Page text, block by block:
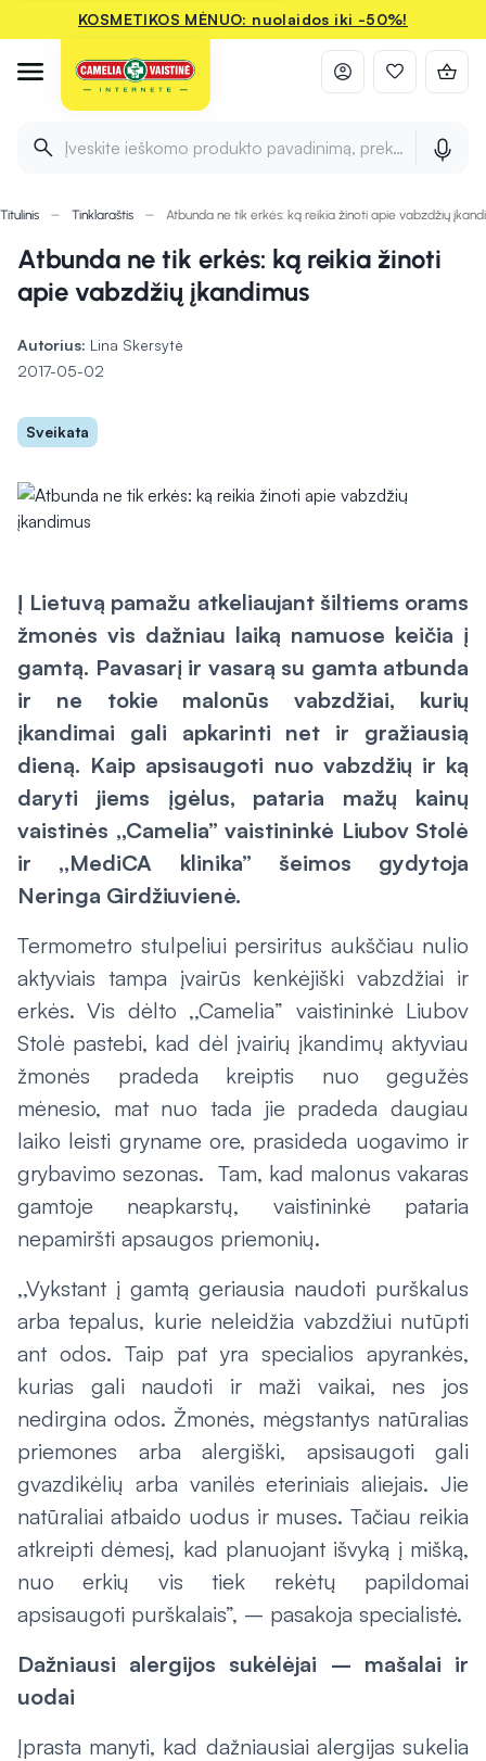
KOSMETIKOS MĖNUO: nuolaidos iki -50%!
Įveskite ieškomo produkto pavadinimą, prekės ženklą ir
Titulinis Tinklaraštis Atbunda ne tik erkės: ką reikia žinoti apie vabzdžių
Atbunda ne tik erkės: ką reikia žinoti
apie vabzdžių įkandimus
Autorius: Lina Skersytė
2017-05-02
Sveikata
Į Lietuvą pamažu atkeliaujant šiltiems orams
žmonės vis dažniau laiką namuose keičia į
gamtą. Pavasarį ir vasarą su gamta atbunda
ir ne tokie malonūs vabzdžiai, kurių
įkandimai gali apkarinti net ir gražiausią
dieną. Kaip apsisaugoti nuo vabzdžių ir ką
daryti jiems įgėlus, pataria mažų kainų
vaistinės ,,Camelia” vaistininkė Liubov Stolė
ir ,,MediCA klinika” šeimos gydytoja
Neringa Girdžiuvienė.
Termometro stulpeliui persiritus aukščiau nulio
aktyviais tampa įvairūs kenkėjiški vabzdžiai ir
erkės. Vis dėlto ,,Camelia” vaistininkė Liubov
Stolė pastebi, kad dėl įvairių įkandimų aktyviau
žmonės pradeda kreiptis nuo gegužės
mėnesio, mat nuo tada jie pradeda daugiau
laiko leisti gryname ore, prasideda uogavimo ir
grybavimo sezonas. Tam, kad malonus vakaras
gamtoje neapkarstų, vaistininkė pataria
nepamiršti apsaugos priemonių.
,,Vykstant į gamtą geriausia naudoti purškalus
arba tepalus, kurie neleidžia vabzdžiui nutūpti
ant odos. Taip pat yra specialios apyrankės,
kurias gali naudoti ir maži vaikai, nes jos
nedirgina odos. Žmonės, mėgstantys natūralias
priemones arba alergiški, apsisaugoti gali
gvazdikėlių arba vanilės eteriniais aliejais. Jie
natūraliai atbaido uodus ir muses. Tačiau reikia
atkreipti dėmesį, kad planuojant išvyką į mišką,
nuo erkių vis tiek rekėtų papildomai
apsisaugoti purškalais”, – pasakoja specialistė.
Dažniausi alergijos sukėlėjai – mašalai ir
uodai
Įprasta manyti, kad dažniausiai alergijas sukelia